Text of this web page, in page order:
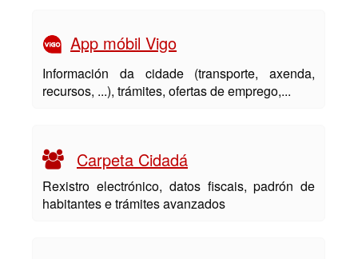
App móbil Vigo
Información da cidade (transporte, axenda,
recursos, ...), trámites, ofertas de emprego,...
Carpeta Cidadá
Rexistro electrónico, datos fiscais, padrón de
habitantes e trámites avanzados